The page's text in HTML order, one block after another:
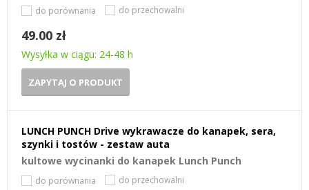
do porównania do przechowalni
49.00 zł
Wysyłka w ciągu: 24-48 h
ZAPYTAJ O PRODUKT
LUNCH PUNCH Drive wykrawacze do kanapek, sera,
szynki i tostów - zestaw auta
kultowe wycinanki do kanapek Lunch Punch
do porównania do przechowalni